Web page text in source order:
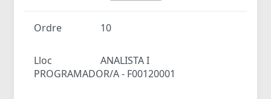
Ordre 10
Lloc
ANALISTA I
PROGRAMADOR/A - F00120001